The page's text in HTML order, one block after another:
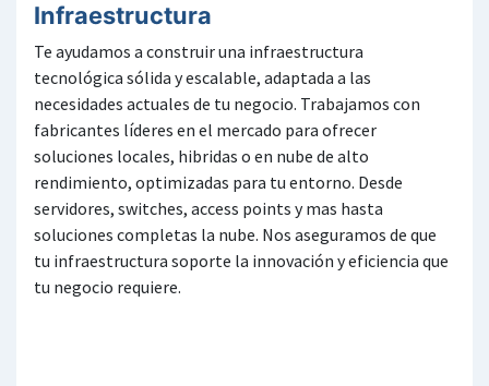
Infraestructura
Te ayudamos a construir una infraestructura
tecnológica sólida y escalable, adaptada a las
necesidades actuales de tu negocio. Trabajamos con
fabricantes líderes en el mercado para ofrecer
soluciones locales, hibridas o en nube de alto
rendimiento, optimizadas para tu entorno. Desde
servidores, switches, access points y mas hasta
soluciones completas la nube. Nos aseguramos de que
tu infraestructura soporte la innovación y eficiencia que
tu negocio requiere.